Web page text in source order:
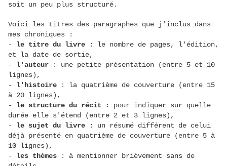
soit un peu plus structuré.
Voici les titres des paragraphes que j'inclus dans
mes chroniques :
- le titre du livre
: le nombre de pages, l'édition,
et la date de sortie,
- l'auteur : une petite présentation (entre 5 et 10
lignes),
- l'histoire : la quatrième de couverture (entre 15
à 20 lignes),
- le structure du récit
: pour indiquer sur quelle
durée elle s'étend (entre 2 et 3 lignes),
- le sujet du livre
: un résumé différent de celui
déjà présenté en quatrième de couverture (entre 5 à
10 lignes),
- les thèmes
: à mentionner brièvement sans de